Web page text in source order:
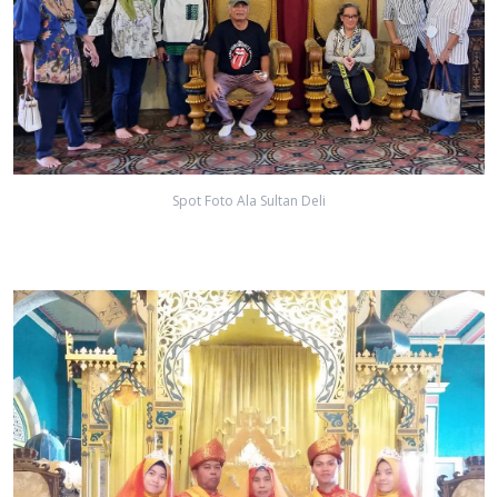
Spot Foto Ala Sultan Deli